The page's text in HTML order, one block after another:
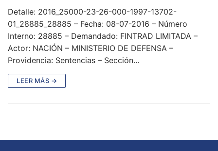
Detalle: 2016_25000-23-26-000-1997-13702-
01_28885_28885 – Fecha: 08-07-2016 – Número
Interno: 28885 – Demandado: FINTRAD LIMITADA –
Actor: NACIÓN – MINISTERIO DE DEFENSA –
Providencia: Sentencias – Sección…
LEER MÁS →